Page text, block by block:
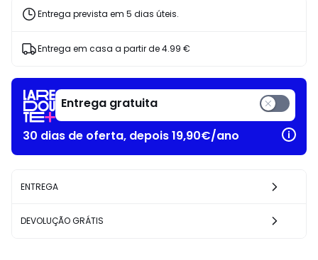
de
desconto
Entrega prevista em 5 dias úteis.
Entrega em casa a partir de4.99 €
Entrega gratuita
30 dias de oferta, depois 19,90€/ano
ENTREGA
DEVOLUÇÃO GRÁTIS